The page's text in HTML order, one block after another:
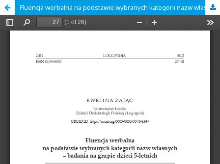
Fluencja werbalna na podstawie wybranych kategorii nazw własnych – badania na grupie dzieci 5-letnich